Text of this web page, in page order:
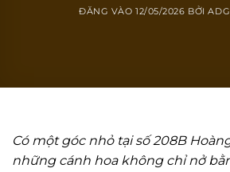
ĐĂNG VÀO 12/05/2026 BỞI
Có một góc nhỏ tại số 208B
những cánh hoa không chỉ nở